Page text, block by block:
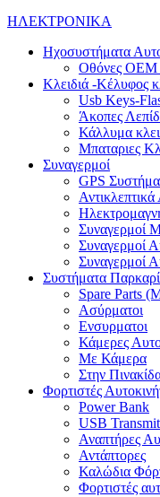
ΗΛΕΚΤΡΟΝΙΚΑ
Ηχοσυστήματα
Οθόνες OEM
Κλειδιά -Κέλυφος
Usb Keys-
Άκοπες
Κάλλυμα
Μπαταριες
Συναγερμοί
GPS
Συναγερμοί
Συναγερμοί
Συναγερμοί
Συστήματα
Spare Parts
Ασύρματοι
Ενσυρματοι
Κάμερες
Με Κάμερα
Στην
Φορτιστές
Power Bank
USB
Αναπτήρες
Αντάπτορες
Καλώδια
Φορτιστές